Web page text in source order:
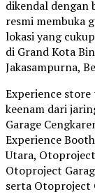
dikendal dengan
resmi membuka
lokasi yang
di Grand Kota
Jakasampurna,
Experience
keenam dari
Garage
Experience
Utara,
Otoproject
serta Otoproject